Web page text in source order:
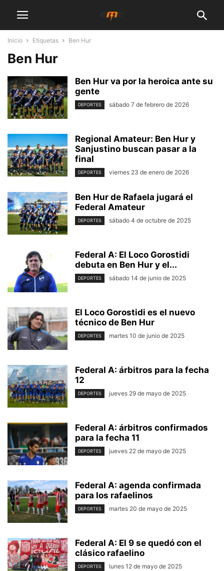
Inicio Etiquetas Ben Hur
Ben Hur
Ben Hur va por la heroica ante su
gente
DEPORTES sábado 7 de febrero de 2026
Regional Amateur: Ben Hur y
Sanjustino buscan pasar a la
final
DEPORTES viernes 23 de enero de 2026
Ben Hur de Rafaela jugará el
Federal Amateur
DEPORTES sábado 4 de octubre de 2025
Federal A: El Loco Gorostidi
debuta en Ben Hur y el...
DEPORTES sábado 14 de junio de 2025
El Loco Gorostidi es el nuevo
técnico de Ben Hur
DEPORTES martes 10 de junio de 2025
Federal A: árbitros para la fecha
12
DEPORTES jueves 29 de mayo de 2025
Federal A: árbitros confirmados
para la fecha 11
DEPORTES jueves 22 de mayo de 2025
Federal A: agenda confirmada
para los rafaelinos
DEPORTES martes 20 de mayo de 2025
Federal A: El 9 se quedó con el
clásico rafaelino
DEPORTES lunes 12 de mayo de 2025